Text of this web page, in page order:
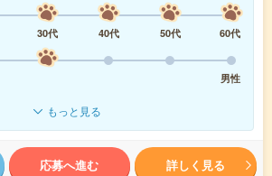
30代 40代 50代
60代
男性
もっと見る
応募へ進む 詳しく見る